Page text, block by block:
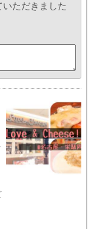
ただきました
214257